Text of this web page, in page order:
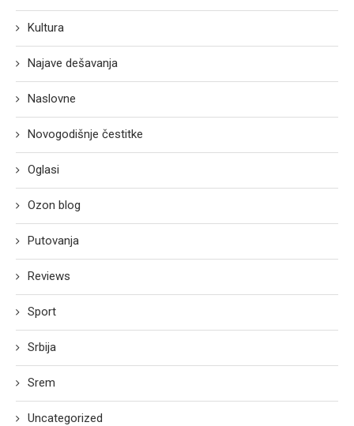
Kultura
Najave dešavanja
Naslovne
Novogodišnje čestitke
Oglasi
Ozon blog
Putovanja
Reviews
Sport
Srbija
Srem
Uncategorized